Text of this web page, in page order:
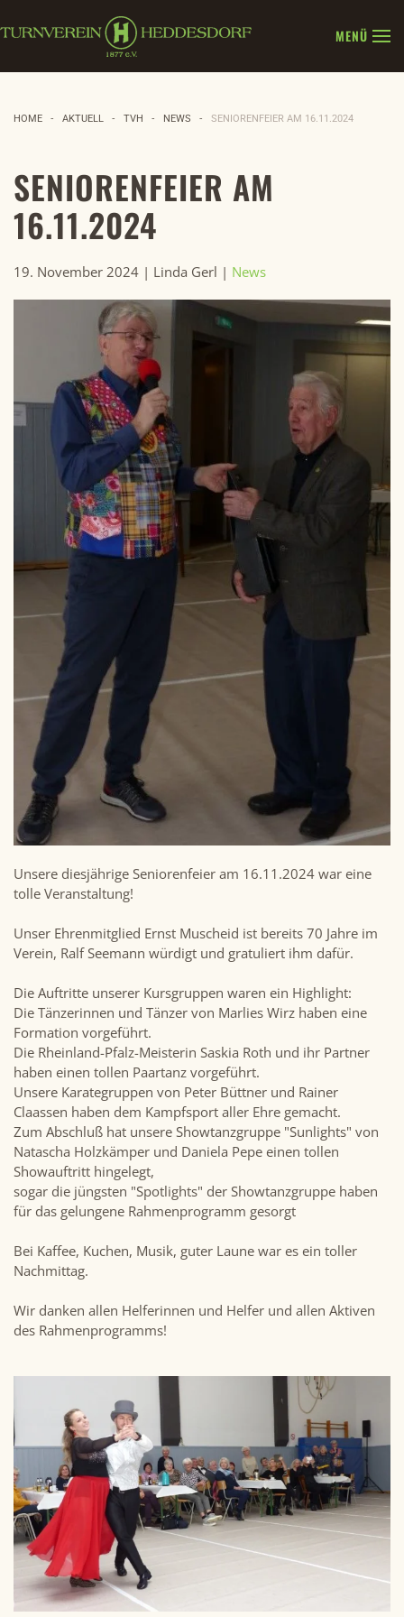
Zum Hauptinhalt springen
MENÜ
HOME AKTUELL TVH NEWS SENIORENFEIER AM 16.11.2024
SENIORENFEIER AM
16.11.2024
19. November 2024 | Linda Gerl | News
Unsere diesjährige Seniorenfeier am 16.11.2024 war eine
tolle Veranstaltung!
Unser Ehrenmitglied Ernst Muscheid ist bereits 70 Jahre im
Verein, Ralf Seemann würdigt und gratuliert ihm dafür.
Die Auftritte unserer Kursgruppen waren ein Highlight:
Die Tänzerinnen und Tänzer von Marlies Wirz haben eine
Formation vorgeführt.
Die Rheinland-Pfalz-Meisterin Saskia Roth und ihr Partner
haben einen tollen Paartanz vorgeführt.
Unsere Karategruppen von Peter Büttner und Rainer
Claassen haben dem Kampfsport aller Ehre gemacht.
Zum Abschluß hat unsere Showtanzgruppe "Sunlights" von
Natascha Holzkämper und Daniela Pepe einen tollen
Showauftritt hingelegt,
sogar die jüngsten "Spotlights" der Showtanzgruppe haben
für das gelungene Rahmenprogramm gesorgt
Bei Kaffee, Kuchen, Musik, guter Laune war es ein toller
Nachmittag.
Wir danken allen Helferinnen und Helfer und allen Aktiven
des Rahmenprogramms!